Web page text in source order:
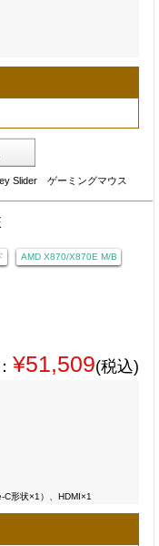
Slider ゲーミングマウス
AMD X870/X870E M/B
¥51,509(税込)
C形状×1）、HDMI×1